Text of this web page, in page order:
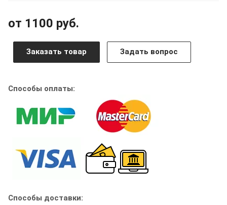
от 1100 руб.
Заказать товар Задать вопрос
Способы оплаты:
Способы доставки: